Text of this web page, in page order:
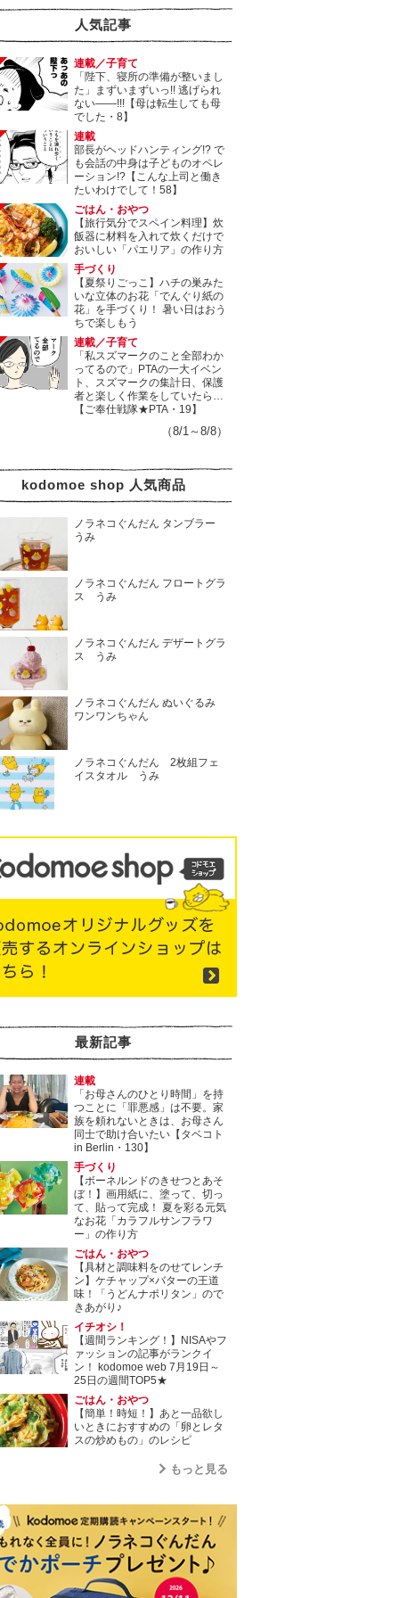
人気記事
連載／子育て
「陛下、寝所の準備が整いまし
た」まずいまずいっ!! 逃げられ
ない――!!!【母は転生しても母
でした・8】
連載
部長がヘッドハンティング!? で
も会話の中身は子どものオペレ
ーション!?【こんな上司と働き
たいわけでして！58】
ごはん・おやつ
【旅行気分でスペイン料理】炊
飯器に材料を入れて炊くだけで
おいしい「パエリア」の作り方
手づくり
【夏祭りごっこ】ハチの巣みた
いな立体のお花「でんぐり紙の
花」を手づくり！ 暑い日はおう
ちで楽しもう
連載／子育て
「私スズマークのこと全部わか
ってるので」PTAの一大イベン
ト、スズマークの集計日、保護
者と楽しく作業をしていたら…
【ご奉仕戦隊★PTA・19】
（8/1～8/8）
kodomoe shop 人気商品
ノラネコぐんだん タンブラー
うみ
ノラネコぐんだん フロートグラ
ス うみ
ノラネコぐんだん デザートグラ
ス うみ
ノラネコぐんだん ぬいぐるみ
ワンワンちゃん
ノラネコぐんだん 2枚組フェ
イスタオル うみ
最新記事
連載
「お母さんのひとり時間」を持
つことに「罪悪感」は不要。家
族を頼れないときは、お母さん
同士で助け合いたい【タベコト
in Berlin・130】
手づくり
【ボーネルンドのきせつとあそ
ぼ！】画用紙に、塗って、切っ
て、貼って完成！ 夏を彩る元気
なお花「カラフルサンフラワ
ー」の作り方
ごはん・おやつ
【具材と調味料をのせてレンチ
ン】ケチャップ×バターの王道
味！「うどんナポリタン」ので
きあがり♪
イチオシ！
【週間ランキング！】NISAやフ
ァッションの記事がランクイ
ン！ kodomoe web 7月19日～
25日の週間TOP5★
ごはん・おやつ
【簡単！時短！】あと一品欲し
いときにおすすめの「卵とレタ
スの炒めもの」のレシピ
もっと見る